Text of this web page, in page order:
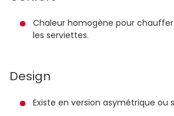
Chaleur homogène pour
les serviettes.
Design
Existe en version asymétrique ou